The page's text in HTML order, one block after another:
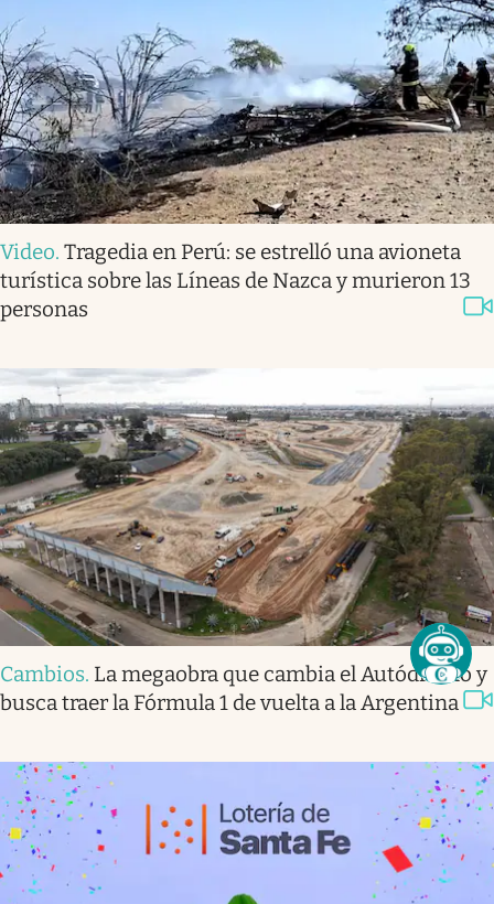
Video. Tragedia en Perú: se estrelló una avioneta
turística sobre las Líneas de Nazca y murieron 13
personas
Cambios. La megaobra que cambia el Autódromo y
busca traer la Fórmula 1 de vuelta a la Argentina